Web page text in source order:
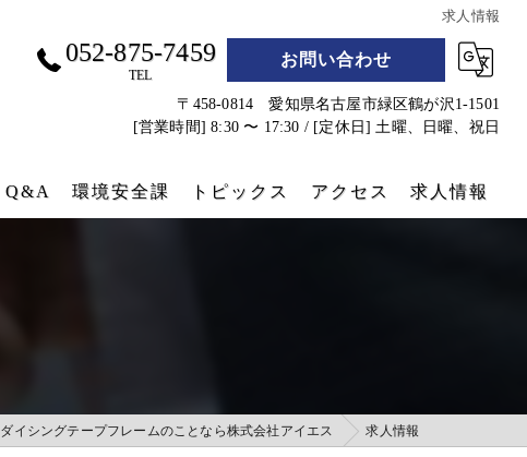
求人情報
052-875-7459
TEL
お問い合わせ
〒458-0814 愛知県名古屋市緑区鶴が沢1-1501
[営業時間] 8:30 〜 17:30 / [定休日] 土曜、日曜、祝日
Q&A 環境安全課
実績
トピックス アクセス 求人情報
ダイシングテープフレームのことなら株式会社アイエス 求人情報